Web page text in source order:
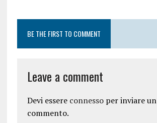
BE THE FIRST TO COMMENT
Leave a comment
Devi essere connessoper inviare un
commento.